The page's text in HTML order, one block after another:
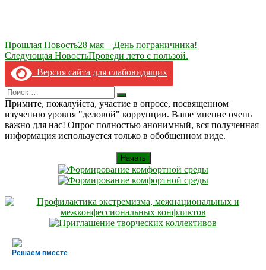
Навигация
по
записям
Прошлая Новость28 мая – День пограничника!
Следующая НовостьПроведи лето с пользой.
Версия сайта для слабовидящих
Search
for:
Искать
Примите, пожалуйста, участие в опросе, посвященном
изучению уровня "деловой" коррупции. Ваше мнение очень
важно для нас! Опрос полностью анонимный, вся полученная
информация используется только в обобщенном виде.
Начать
Решаем вместе